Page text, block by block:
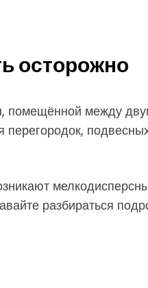
осторожно
помещённой между
перегородок,
разбираться